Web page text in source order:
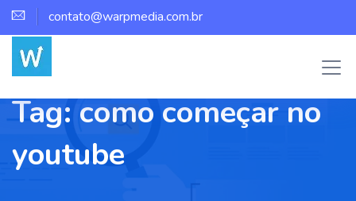
contato@warpmedia.com.br
Tag:como começar no
youtube